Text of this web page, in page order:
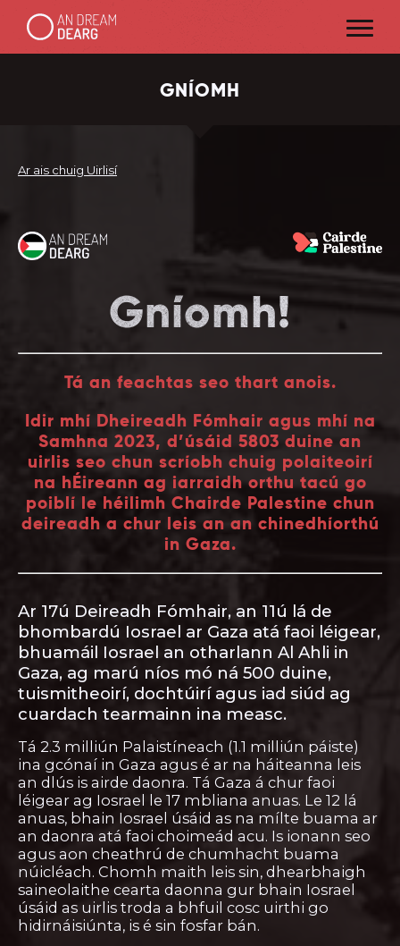
GNÍOMH
Ar ais chuig Uirlisí
Gníomh!
Tá an feachtas seo thart anois.
Idir mhí Dheireadh Fómhair agus mhí na
Samhna 2023, d’úsáid 5803 duine an
uirlis seo chun scríobh chuig polaiteoirí
na hÉireann ag iarraidh orthu tacú go
poiblí le héilimh Chairde Palestine chun
deireadh a chur leis an an chinedhíorthú
in Gaza.
Ar 17ú Deireadh Fómhair, an 11ú lá de
bhombardú Iosrael ar Gaza atá faoi léigear,
bhuamáil Iosrael an otharlann Al Ahli in
Gaza, ag marú níos mó ná 500 duine,
tuismitheoirí, dochtúirí agus iad siúd ag
cuardach tearmainn ina measc.
Tá 2.3 milliún Palaistíneach (1.1 milliún páiste)
ina gcónaí in Gaza agus é ar na háiteanna leis
an dlús is airde daonra. Tá Gaza á chur faoi
léigear ag Iosrael le 17 mbliana anuas. Le 12 lá
anuas, bhain Iosrael úsáid as na mílte buama ar
an daonra atá faoi choimeád acu. Is ionann seo
agus aon cheathrú de chumhacht buama
núicléach. Chomh maith leis sin, dhearbhaigh
saineolaithe cearta daonna gur bhain Iosrael
úsáid as uirlis troda a bhfuil cosc uirthi go
hidirnáisiúnta, is é sin fosfar bán.